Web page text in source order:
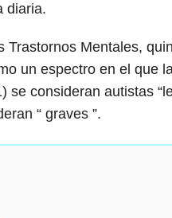
diaria.
Mentales,
un espectro en el que
consideran autistas
“ graves ”.